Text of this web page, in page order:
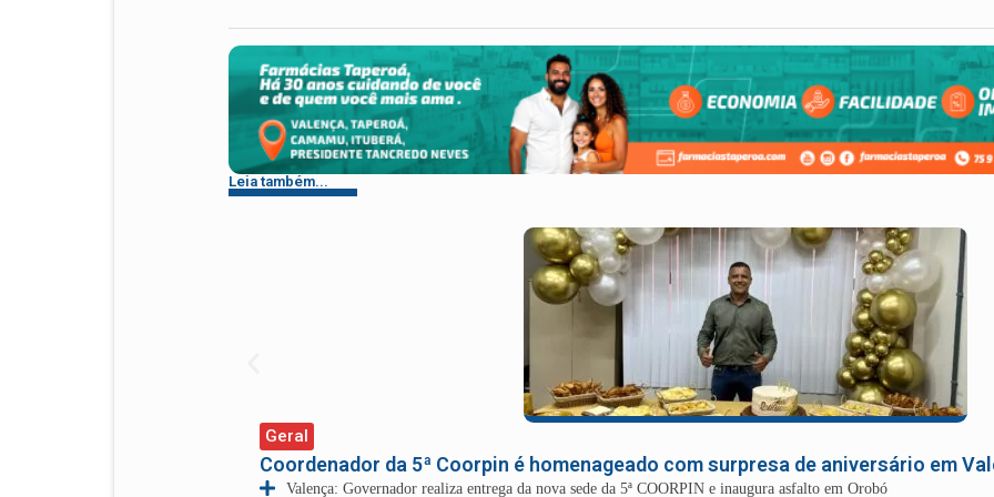
Leia também...
Geral
Coordenador da 5ª Coorpin é homenageado com surpresa de aniversário em
Valença: Governador realiza entrega da nova sede da 5ª COORPIN e inaugura asfalto em Orobó